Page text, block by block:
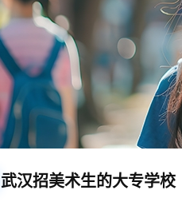
武汉招美术生的大专学校